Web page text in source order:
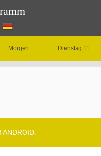
Morgen Dienstag 11
ANDROID.